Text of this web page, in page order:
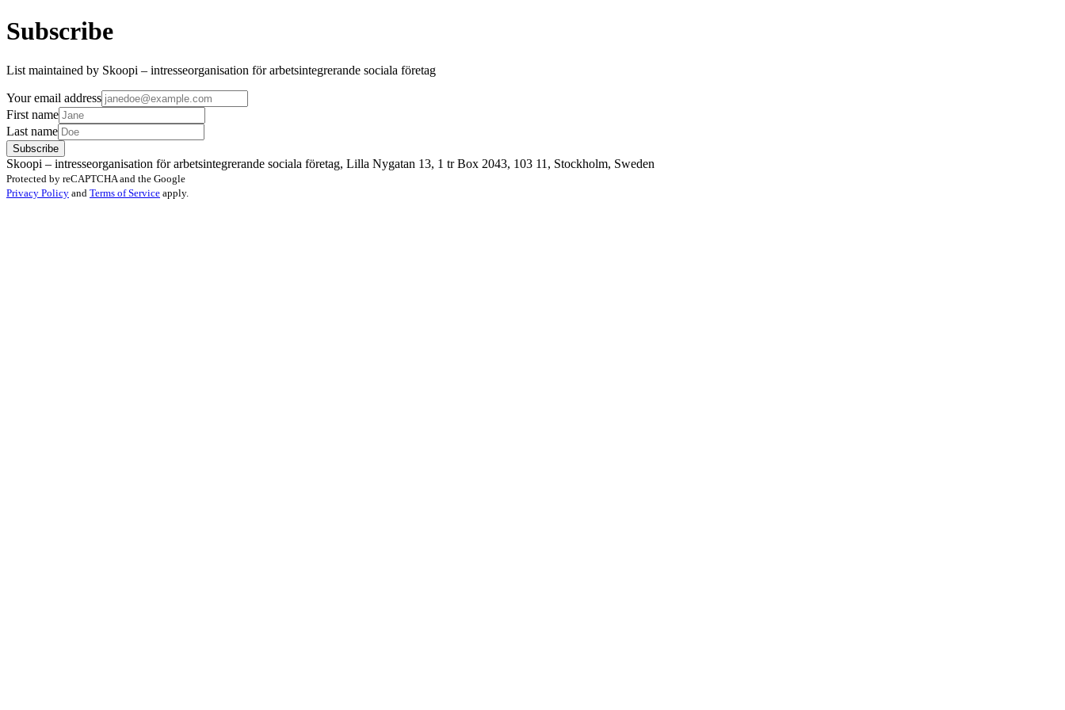
Subscribe
List maintained by Skoopi – intresseorganisation för arbetsintegrerande sociala företag
Your email address
First name
Last name
Subscribe
Skoopi – intresseorganisation för arbetsintegrerande sociala företag, Lilla Nygatan 13, 1 tr Box 2043, 103 11, Stockholm, Sweden
Protected by reCAPTCHA and the Google
Privacy Policy and Terms of Service apply.